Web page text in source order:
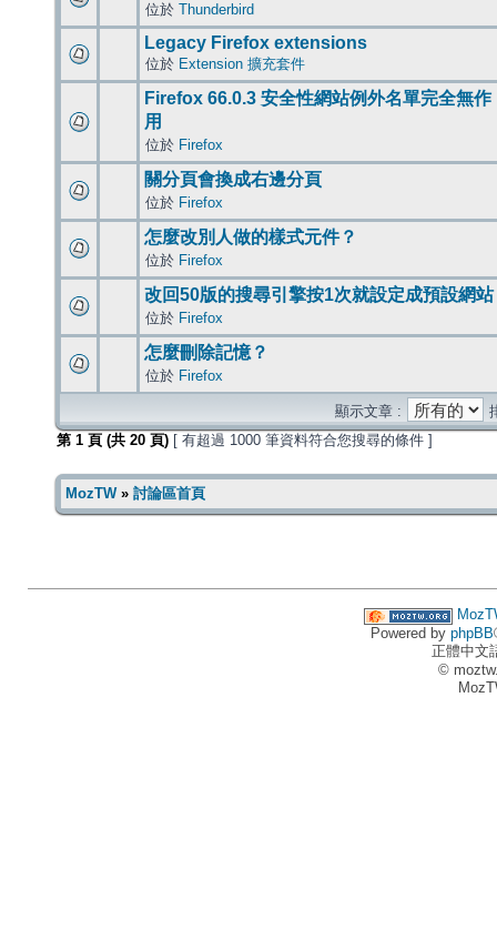
位於 Thunderbird
Legacy Firefox extensions
位於 Extension 擴充套件
Firefox 66.0.3 安全性網站例外名單完全無作
用
位於 Firefox
關分頁會換成右邊分頁
位於 Firefox
怎麼改別人做的樣式元件？
位於 Firefox
改回50版的搜尋引擎按1次就設定成預設網站
位於 Firefox
怎麼刪除記憶？
位於 Firefox
顯示文章 :
第 1 頁 (共 20 頁) [ 有超過 1000 筆資料符合您搜尋的條件 ]
MozTW» 討論區首頁
Powered by phpBB
正體中文
©